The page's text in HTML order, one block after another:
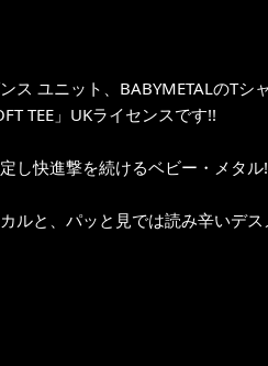
ス ユニット、BABYMETALのTシ
TEE」UKライセンスです!!
し快進撃を続けるベビー・メタル!
ルと、パッと見では読み辛いデ